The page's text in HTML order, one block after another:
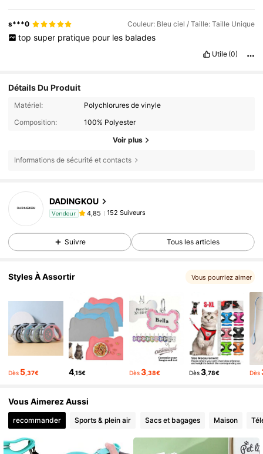
s***0 Couleur: Bleu ciel / Taille: Taille Unique
top super pratique pour les balades
Utile (0)
Détails Du Produit
Matériel:
Polychlorures de vinyle
Composition:
100% Polyester
Voir plus
Informations de sécurité et contacts
DADINGKOU
Vendeur 4,85 152 Suiveurs
Suivre Tous les articles
Styles À Assortir Vous pourriez aimer
Dès 5 ,37€ 4,15€ Dès3,38€ Dès3 ,78€ Dès
Vous Aimerez Aussi
recommander Sports & plein air Sacs et bagages Maison